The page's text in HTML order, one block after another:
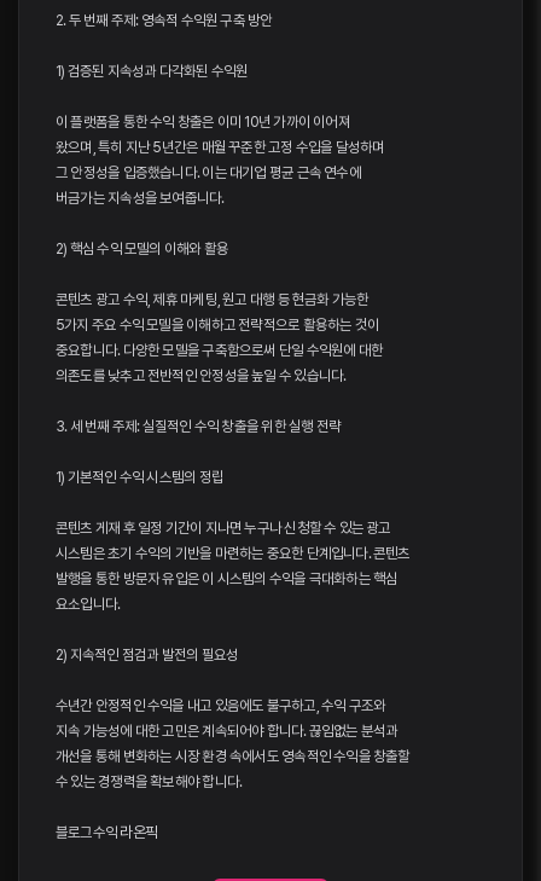
2. 두 번째 주제: 영속적 수익원 구축 방안
1) 검증된 지속성과 다각화된 수익원
이 플랫폼을 통한 수익 창출은 이미 10년 가까이 이어져
왔으며, 특히 지난 5년간은 매월 꾸준한 고정 수입을 달성하며
그 안정성을 입증했습니다. 이는 대기업 평균 근속 연수에
버금가는 지속성을 보여줍니다.
2) 핵심 수익 모델의 이해와 활용
콘텐츠 광고 수익, 제휴 마케팅, 원고 대행 등 현금화 가능한
5가지 주요 수익 모델을 이해하고 전략적으로 활용하는 것이
중요합니다. 다양한 모델을 구축함으로써 단일 수익원에 대한
의존도를 낮추고 전반적인 안정성을 높일 수 있습니다.
3. 세 번째 주제: 실질적인 수익 창출을 위한 실행 전략
1) 기본적인 수익 시스템의 정립
콘텐츠 게재 후 일정 기간이 지나면 누구나 신청할 수 있는 광고
시스템은 초기 수익의 기반을 마련하는 중요한 단계입니다. 콘텐츠
발행을 통한 방문자 유입은 이 시스템의 수익을 극대화하는 핵심
요소입니다.
2) 지속적인 점검과 발전의 필요성
수년간 안정적인 수익을 내고 있음에도 불구하고, 수익 구조와
지속 가능성에 대한 고민은 계속되어야 합니다. 끊임없는 분석과
개선을 통해 변화하는 시장 환경 속에서도 영속적인 수익을 창출할
수 있는 경쟁력을 확보해야 합니다.
블로그수익 라온픽